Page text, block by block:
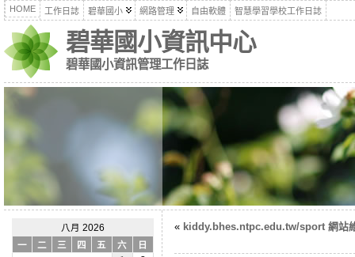
HOME 工作日誌 碧華國小 網路管理 自由軟體 智慧學習學校工作日誌
碧華國小資訊中心
碧華國小資訊管理工作日誌
八月 2026
一
二 三 四 五 六
日
« kiddy.bhes.ntpc.edu.tw/sport 網站